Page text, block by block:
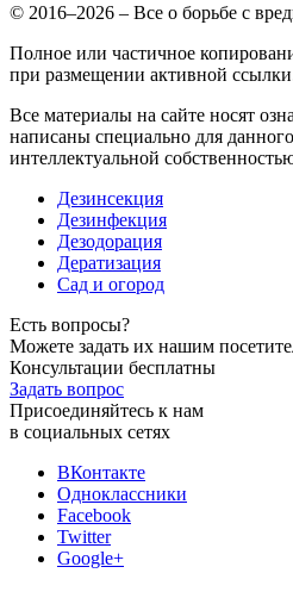
© 2016–2026 – Все о борьбе с
Полное или частичное
при размещении активной
Все материалы на сайте носят
написаны специально для
интеллектуальной
Дезинсекция
Дезинфекция
Дезодорация
Дератизация
Сад и огород
Есть вопросы?
Можете задать их нашим
Консультации бесплатны
Задать вопрос
Присоединяйтесь к нам
в социальных сетях
ВКонтакте
Одноклассники
Facebook
Twitter
Google+